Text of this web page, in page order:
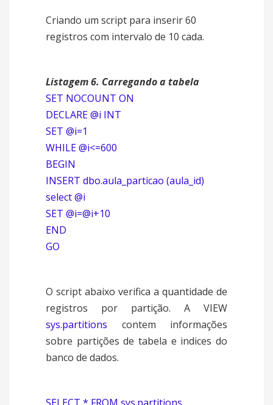
Criando um script para inserir 60
registros com intervalo de 10 cada.
Listagem 6. Carregando a tabela
SET NOCOUNT ON
DECLARE @i INT
SET @i=1
WHILE @i<=600
BEGIN
INSERT dbo.aula_particao (aula_id)
select @i
SET @i=@i+10
END
GO
O script abaixo verifica a quantidade de
registros por partição. A VIEW
sys.partitions contem informações
sobre partições de tabela e indices do
banco de dados.